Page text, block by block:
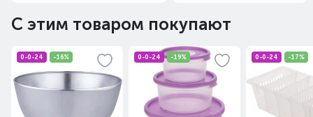
С этим товаром покупают
0-0-24 -16% 0-0-24 -19% 0-0-24 -17%